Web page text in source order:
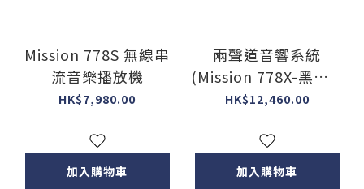
Mission 778S 無線串
流音樂播放機
HK$7,980.00
加入購物車
兩聲道音響系統
(Mission 778X-黑色 +
Mission 750 [2色] )
HK$12,460.00
加入購物車